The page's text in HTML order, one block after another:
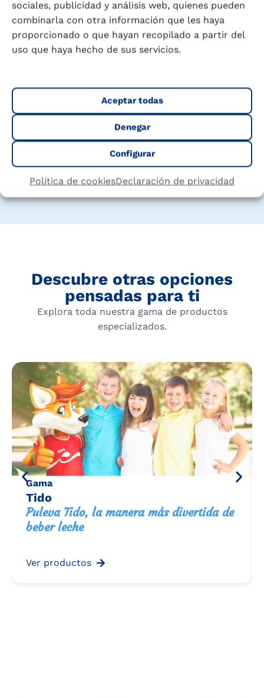
sociales, publicidad y análisis web, quienes pueden
combinarla con otra información que les haya
proporcionado o que hayan recopilado a partir del
uso que haya hecho de sus servicios.
Aceptar todas
Denegar
Configurar
Política de cookiesDeclaración de privacidad
Puleva Tido Chocolate Zero
Ver producto
Descubre otras opciones
pensadas para ti
Explora toda nuestra gama de productos
especializados.
Gama
Tido
Puleva Tido, la manera más divertida de
beber leche
Ver productos